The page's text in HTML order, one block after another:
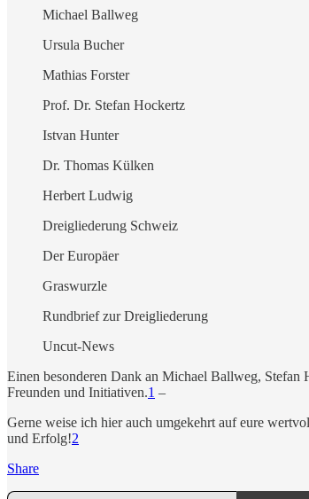
Michael Ballweg
Ursula Bucher
Mathias Forster
Prof. Dr. Stefan Hockertz
Istvan Hunter
Dr. Thomas Külken
Herbert Ludwig
Dreigliederung Schweiz
Der Europäer
Graswurzle
Rundbrief zur Dreigliederung
Uncut-News
Einen besonderen Dank an Michael Ballweg, Stefan
Freunden und Initiativen.1 –
Gerne weise ich hier auch umgekehrt auf eure
und Erfolg!2
Share